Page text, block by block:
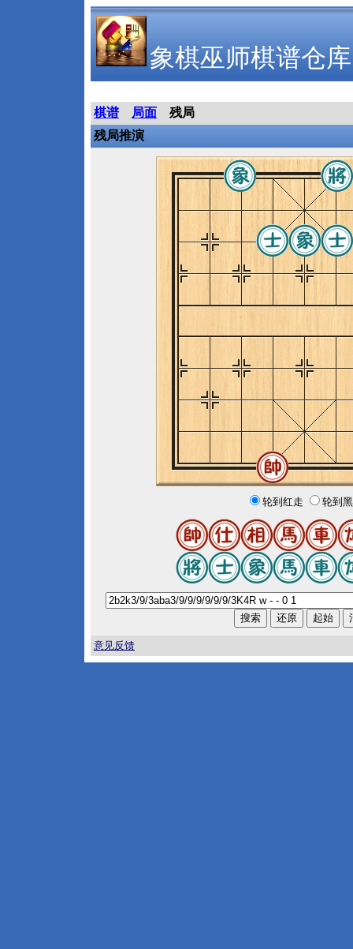
象棋巫师棋谱仓库
棋谱 局面
残局
残局推演
轮到红走 轮到
意见反馈